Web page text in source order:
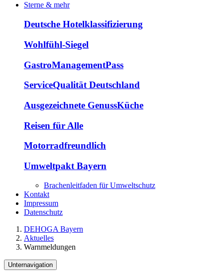
Sterne & mehr
Deutsche Hotelklassifizierung
Wohlfühl-Siegel
GastroManagementPass
ServiceQualität Deutschland
Ausgezeichnete GenussKüche
Reisen für Alle
Motorradfreundlich
Umweltpakt Bayern
Brachenleitfaden für Umweltschutz
Kontakt
Impressum
Datenschutz
DEHOGA Bayern
Aktuelles
Warnmeldungen
Unternavigation